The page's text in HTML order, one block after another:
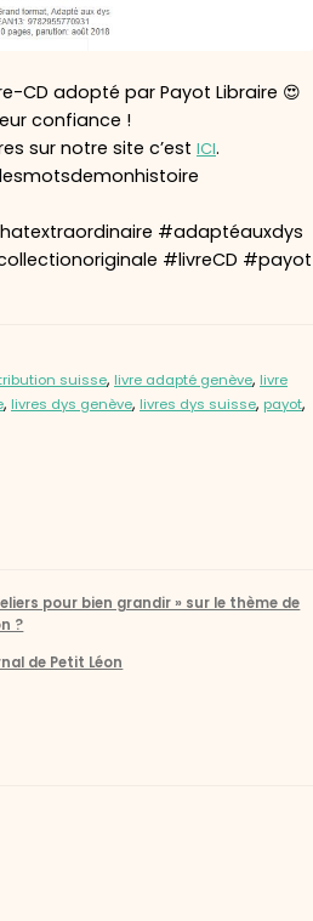
CD adopté par Payot Libraire 😍
confiance !
sur notre site c’est ICI.
#adaptéauxdys
#livreCD #payot
suisse, livre adapté genève, livre
, livres dys genève, livres dys suisse, payot,
pour bien grandir » sur le thème de
?
de Petit Léon